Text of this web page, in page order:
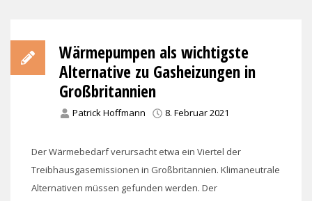
Wärmepumpen als wichtigste
Alternative zu Gasheizungen in
Großbritannien
Patrick Hoffmann 8. Februar 2021
Der Wärmebedarf verursacht etwa ein Viertel der
Treibhausgasemissionen in Großbritannien. Klimaneutrale
Alternativen müssen gefunden werden. Der